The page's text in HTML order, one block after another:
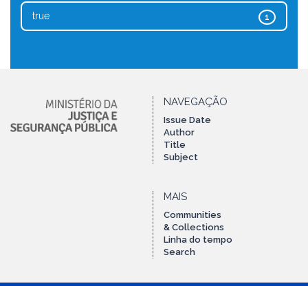
1
true
NAVEGAÇÃO
Issue Date
Author
Title
Subject
MAIS
Communities
& Collections
Linha do tempo
Search